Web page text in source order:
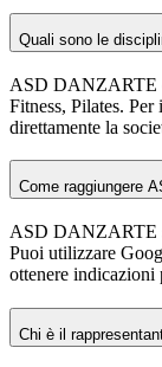
ASD DANZARTE
Fitness, Pilates.
direttamente la
ASD DANZARTE
Puoi utilizzare
ottenere indicazioni